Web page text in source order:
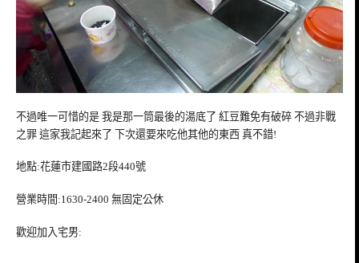
不過唯一可惜的是 我是那一筒最後的湯底了 紅豆難免有破碎 不過非戰
之罪 這家我記起來了 下次還要來吃他其他的東西 真不錯!
地點:花蓮市建國路2段440號
營業時間:1630-2400 無固定公休
歡迎加入宅男: